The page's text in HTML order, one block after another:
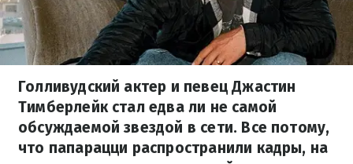
Голливудский актер и певец Джастин
Тимберлейк стал едва ли не самой
обсуждаемой звездой в сети. Все потому,
что папарацци распространили кадры, на